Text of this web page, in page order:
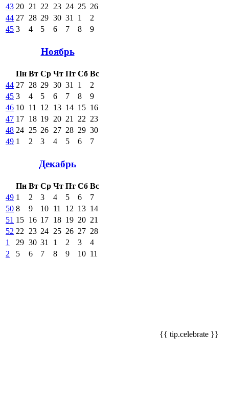
43 20 21 22 23 24 25 26
44 27 28 29 30 31 1
2
45 3 4 5 6 7 8 9
Ноябрь
Пн Вт Ср Чт Пт Сб Вс
44 27 28 29 30 31 1
2
45 3 4 5 6 7 8
9
46 10 11 12 13 14 15 16
47 17 18 19 20 21 22 23
48 24 25 26 27 28 29 30
49 1 2 3 4 5 6 7
Декабрь
Пн Вт Ср Чт Пт Сб Вс
49 1 2 3 4 5 6
7
50 8 9 10 11 12 13 14
51 15 16 17 18 19 20 21
52 22 23 24 25 26 27 28
1
29 30 31 1 2 3
4
2
5 6 7 8 9 10 11
{{ tip.celebrate }}